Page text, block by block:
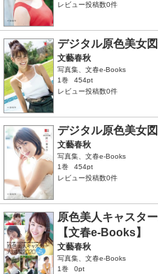
レビュー投稿数0件
デジタル原色美女
文藝春秋
写真集、文春e-Books
1巻
454pt
レビュー投稿数0件
デジタル原色美女
文藝春秋
写真集、文春e-Books
1巻
454pt
レビュー投稿数0件
原色美人キャスタ
【文春e-Books】
文藝春秋
写真集、文春e-Books
1巻
0pt